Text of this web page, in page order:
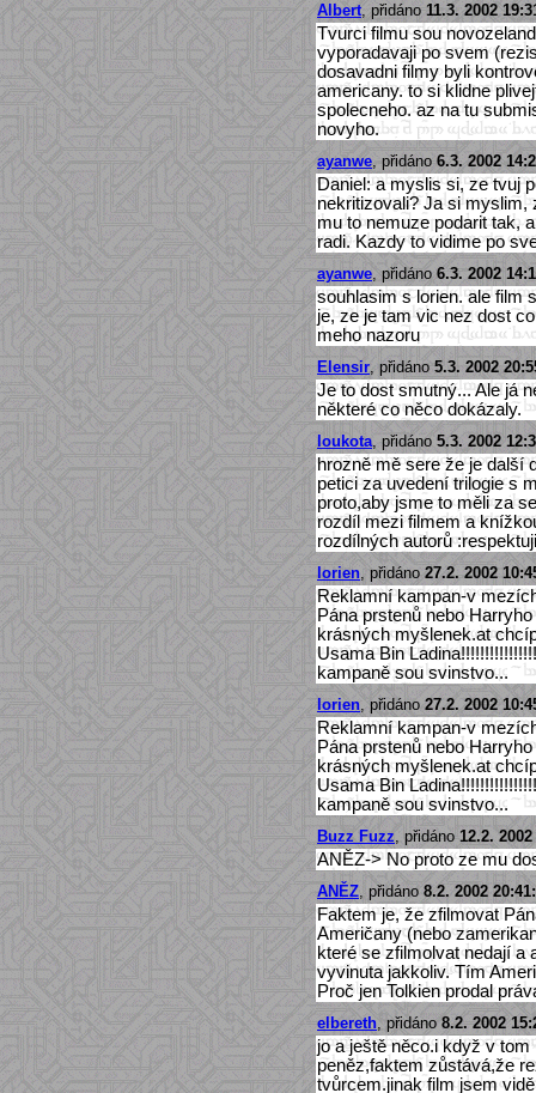
Albert, přidáno 11.3. 2002
Tvurci filmu sou
vyporadavaji po svem
dosavadni filmy byli
americany. to si klidne
spolecneho. az na tu
novyho.
ayanwe, přidáno 6.3. 2002
Daniel: a myslis si, ze tvuj
nekritizovali? Ja si myslim,
mu to nemuze podarit tak,
radi. Kazdy to vidime po
ayanwe, přidáno 6.3. 2002
souhlasim s lorien. ale film
je, ze je tam vic nez dost
meho nazoru
Elensir, přidáno 5.3. 2002
Je to dost smutný... Ale já
některé co něco dokázaly.
loukota, přidáno 5.3. 2002
hrozně mě sere že je další
petici za uvedení trilogie s
proto,aby jsme to měli za
rozdíl mezi filmem a
rozdílných autorů
lorien, přidáno 27.2. 2002
Reklamní kampan-v
Pána prstenů nebo
krásných myšlenek.at
Usama Bin
kampaně sou svinstvo...
lorien, přidáno 27.2. 2002
Reklamní kampan-v
Pána prstenů nebo
krásných myšlenek.at
Usama Bin
kampaně sou svinstvo...
Buzz Fuzz, přidáno 12.2. 2002
ANĚZ-> No proto ze mu
ANĚZ, přidáno 8.2. 2002
Faktem je, že zfilmovat
Američany (nebo
které se zfilmolvat nedají a
vyvinuta jakkoliv. Tím
Proč jen Tolkien prodal
elbereth, přidáno 8.2. 2002
jo a ještě něco.i když v
peněz,faktem zůstává,že
tvůrcem.jinak film jsem